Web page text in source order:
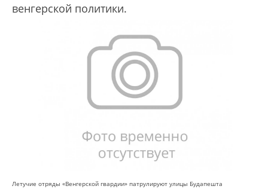
венгерской политики.
Летучие отряды «Венгерской гвардии» патрулируют улицы Будапешта